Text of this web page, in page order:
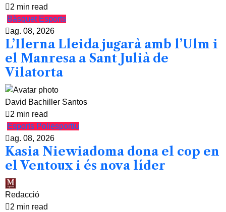
2 min read
Bàsquet Esports
ag. 08, 2026
L’Ilerna Lleida jugarà amb l’Ulm i
el Manresa a Sant Julià de
Vilatorta
David Bachiller Santos
2 min read
Esports Poliesportiu
ag. 08, 2026
Kasia Niewiadoma dona el cop en
el Ventoux i és nova líder
Redacció
2 min read